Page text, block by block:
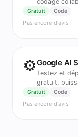
Gratuit Code
Pas encore d'avis
⚙️Google AI
Testez et
gratuit,
Gratuit Code
Pas encore d'avis